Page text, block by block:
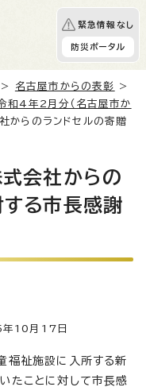
緊急情報なし
防災ポータル
> 名古屋市からの表彰
>
和4年2月分（名古屋市か
からのランドセルの寄贈
式会社からの
る市長感謝
10月17日
福祉施設に入所する新
たことに対して市長感